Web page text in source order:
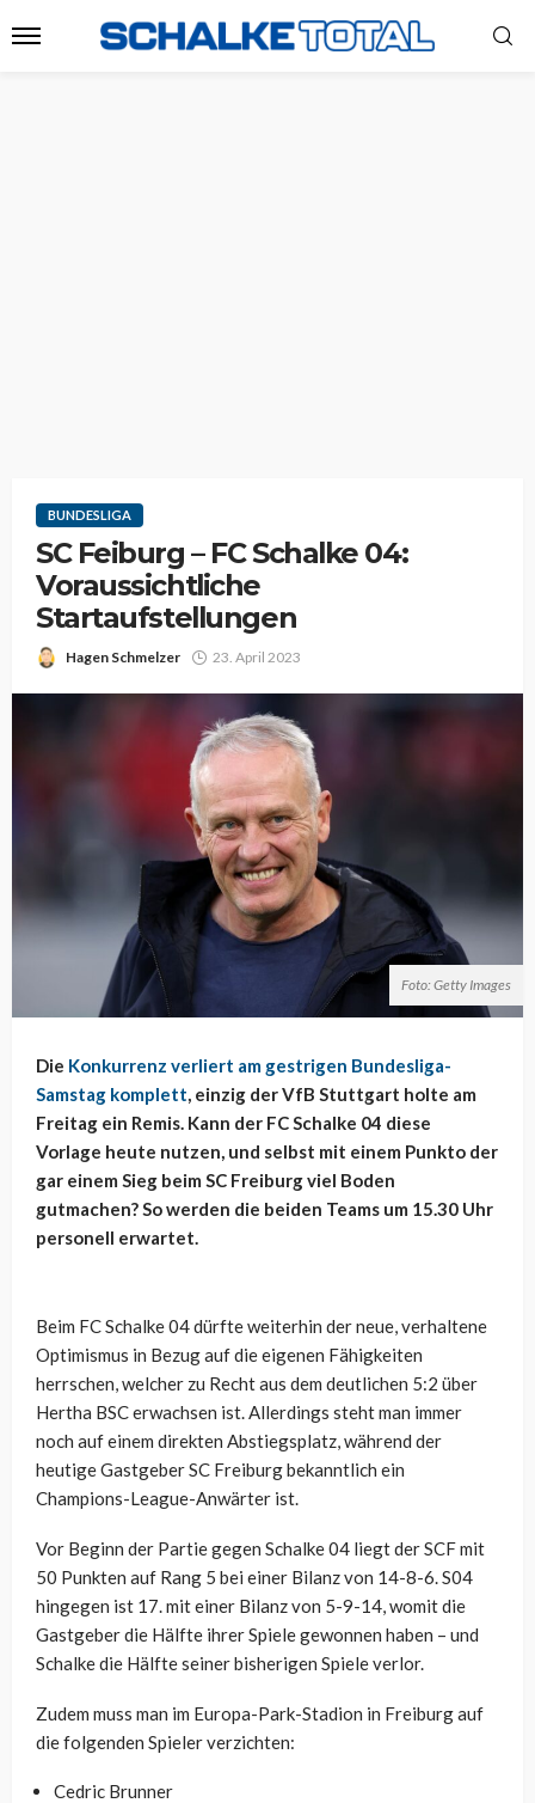
BUNDESLIGA
SC Feiburg – FC Schalke 04:
Voraussichtliche
Startaufstellungen
Hagen Schmelzer 23. April 2023
Foto: Getty Images
Die Konkurrenz verliert am gestrigen Bundesliga-
Samstag komplett, einzig der VfB Stuttgart holte am
Freitag ein Remis. Kann der FC Schalke 04 diese
Vorlage heute nutzen, und selbst mit einem Punkto der
gar einem Sieg beim SC Freiburg viel Boden
gutmachen? So werden die beiden Teams um 15.30 Uhr
personell erwartet.
Beim FC Schalke 04 dürfte weiterhin der neue, verhaltene
Optimismus in Bezug auf die eigenen Fähigkeiten
herrschen, welcher zu Recht aus dem deutlichen 5:2 über
Hertha BSC erwachsen ist. Allerdings steht man immer
noch auf einem direkten Abstiegsplatz, während der
heutige Gastgeber SC Freiburg bekanntlich ein
Champions-League-Anwärter ist.
Vor Beginn der Partie gegen Schalke 04 liegt der SCF mit
50 Punkten auf Rang 5 bei einer Bilanz von 14-8-6. S04
hingegen ist 17. mit einer Bilanz von 5-9-14, womit die
Gastgeber die Hälfte ihrer Spiele gewonnen haben – und
Schalke die Hälfte seiner bisherigen Spiele verlor.
Zudem muss man im Europa-Park-Stadion in Freiburg auf
die folgenden Spieler verzichten:
Cedric Brunner